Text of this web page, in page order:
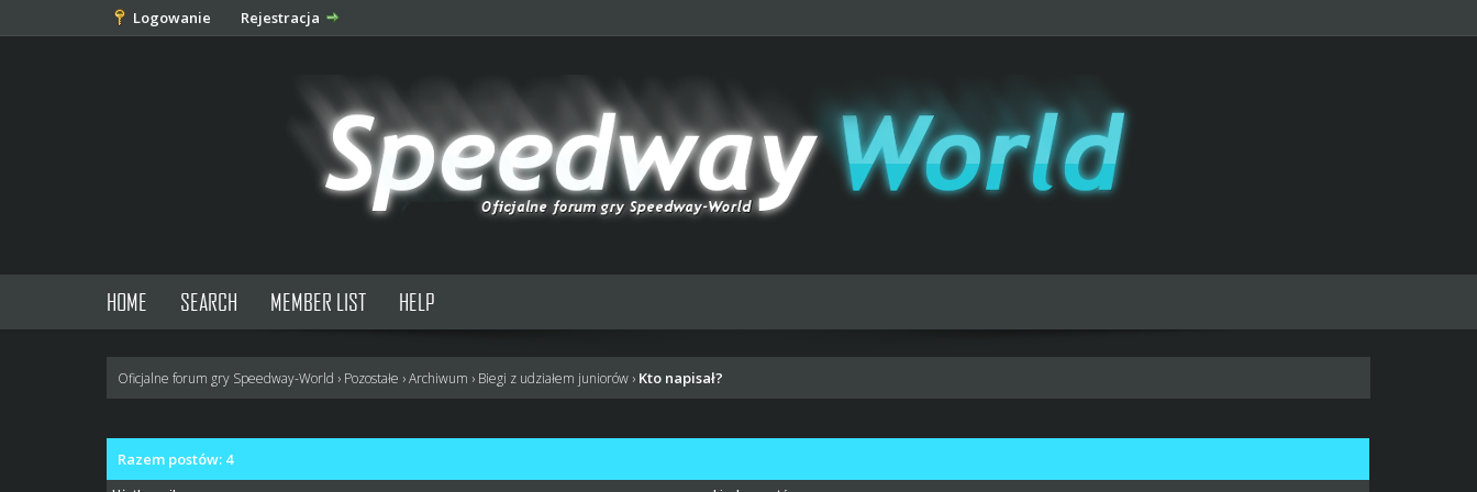
Logowanie Rejestracja
HOME SEARCH MEMBER LIST HELP
Oficjalne forum gry Speedway-World › Pozostałe ›Archiwum › Biegi z udziałem juniorów › Kto napisał?
Razem postów: 4